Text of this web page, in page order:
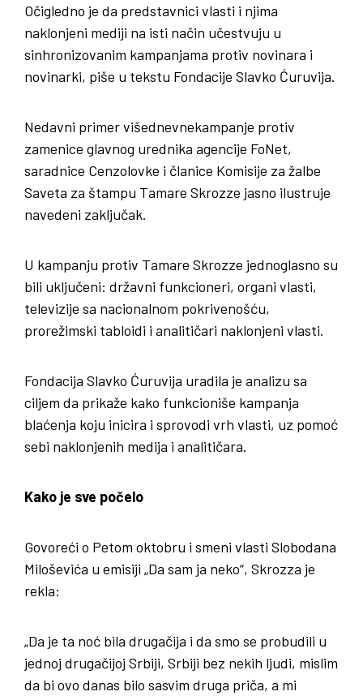
Očigledno je da predstavnici vlasti i njima
naklonjeni mediji na isti način učestvuju u
sinhronizovanim kampanjama protiv novinara i
novinarki, piše u tekstu Fondacije Slavko Ćuruvija.
Nedavni primer višednevnekampanje protiv
zamenice glavnog urednika agencije FoNet,
saradnice Cenzolovke i članice Komisije za žalbe
Saveta za štampu Tamare Skrozze jasno ilustruje
navedeni zaključak.
U kampanju protiv Tamare Skrozze jednoglasno su
bili uključeni: državni funkcioneri, organi vlasti,
televizije sa nacionalnom pokrivenošću,
prorežimski tabloidi i analitičari naklonjeni vlasti.
Fondacija Slavko Ćuruvija uradila je analizu sa
ciljem da prikaže kako funkcioniše kampanja
blaćenja koju inicira i sprovodi vrh vlasti, uz pomoć
sebi naklonjenih medija i analitičara.
Kako je sve počelo
Govoreći o Petom oktobru i smeni vlasti Slobodana
Miloševića u emisiji „Da sam ja neko“, Skrozza je
rekla:
„Da je ta noć bila drugačija i da smo se probudili u
jednoj drugačijoj Srbiji, Srbiji bez nekih ljudi, mislim
da bi ovo danas bilo sasvim druga priča, a mi